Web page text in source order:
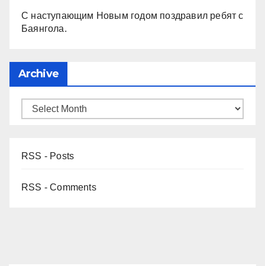
С наступающим Новым годом поздравил ребят с
Баянгола.
Archive
RSS - Posts
RSS - Comments